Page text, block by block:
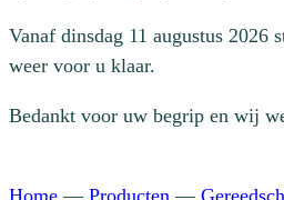
Vanaf dinsdag 11 augustus
weer voor u klaar.
Bedankt voor uw begrip en wij
Home — Producten —